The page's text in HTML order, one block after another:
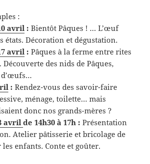
:
avril :Bientôt Pâques ! … L’œuf
états. Décoration et dégustation.
avril :Pâques à la ferme entre rites
des nids de Pâques,
:Rendez-vous des savoir-faire
ménage, toilette… mais
donc nos grands-mères ?
avrilde 14h30 à 17h : Présentation
Atelier pâtisserie et bricolage de
les enfants. Conte et goûter.